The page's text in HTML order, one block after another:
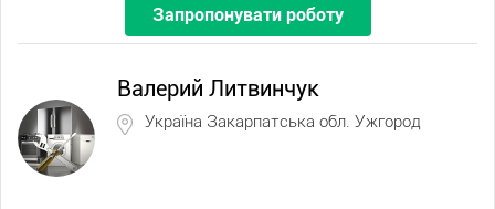
Запропонувати роботу
Валерий Литвинчук
Україна Закарпатська обл. Ужгород